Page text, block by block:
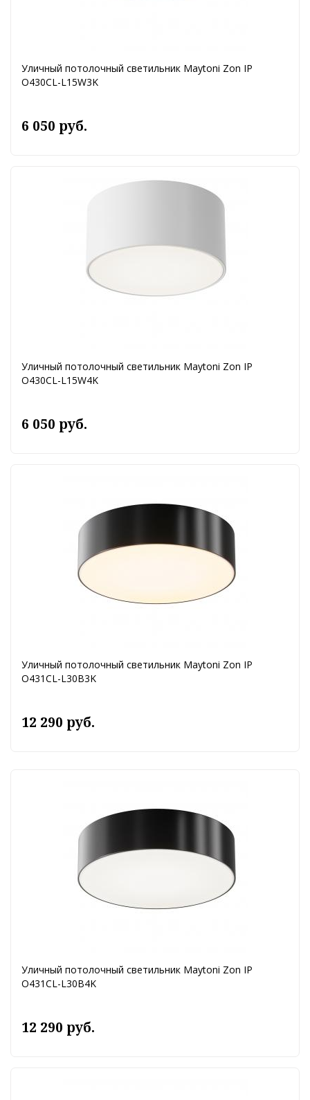
Уличный потолочный светильник Maytoni Zon IP
O430CL-L15W3K
6 050 руб.
Уличный потолочный светильник Maytoni Zon IP
O430CL-L15W4K
6 050 руб.
Уличный потолочный светильник Maytoni Zon IP
O431CL-L30B3K
12 290 руб.
Уличный потолочный светильник Maytoni Zon IP
O431CL-L30B4K
12 290 руб.